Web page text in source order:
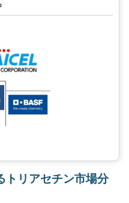
CC BY 4.0の表示が必要です。
リアセチン市場分